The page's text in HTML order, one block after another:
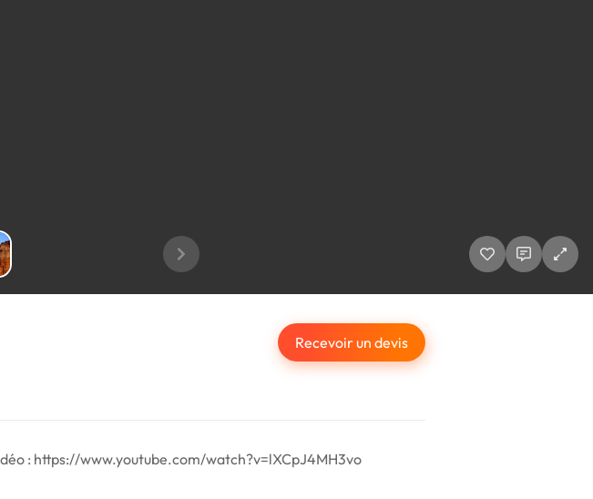
Recevoir un devis
: https://www.youtube.com/watch?v=lXCpJ4MH3vo